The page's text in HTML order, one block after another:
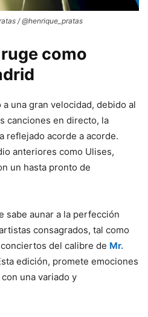
/ @henrique_pratas
como
una gran velocidad, debido al
canciones en directo, la
reflejado acorde a acorde.
anteriores como Ulises,
un hasta pronto de
sabe aunar a la perfección
consagrados, tal como
del calibre de Mr.
edición, promete emociones
una variado y